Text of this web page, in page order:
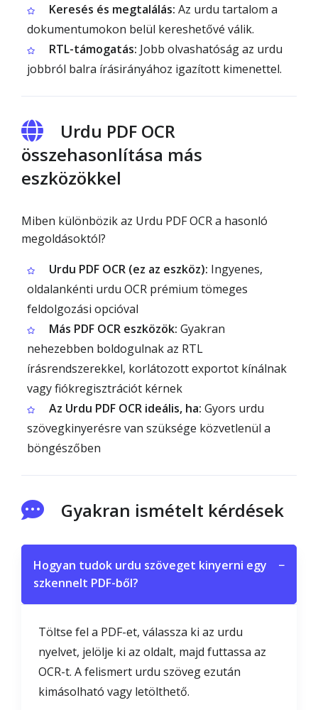
Keresés és megtalálás: Az urdu tartalom a
dokumentumokon belül kereshetővé válik.
RTL-támogatás: Jobb olvashatóság az urdu
jobbról balra írásirányához igazított kimenettel.
Urdu PDF OCR
összehasonlítása más
eszközökkel
Miben különbözik az Urdu PDF OCR a hasonló
megoldásoktól?
Urdu PDF OCR (ez az eszköz): Ingyenes,
oldalankénti urdu OCR prémium tömeges
feldolgozási opcióval
Más PDF OCR eszközök: Gyakran
nehezebben boldogulnak az RTL
írásrendszerekkel, korlátozott exportot kínálnak
vagy fiókregisztrációt kérnek
Az Urdu PDF OCR ideális, ha: Gyors urdu
szövegkinyerésre van szüksége közvetlenül a
böngészőben
Gyakran ismételt kérdések
Hogyan tudok urdu szöveget kinyerni egy
szkennelt PDF-ből?
−
Töltse fel a PDF-et, válassza ki az urdu
nyelvet, jelölje ki az oldalt, majd futtassa az
OCR-t. A felismert urdu szöveg ezután
kimásolható vagy letölthető.